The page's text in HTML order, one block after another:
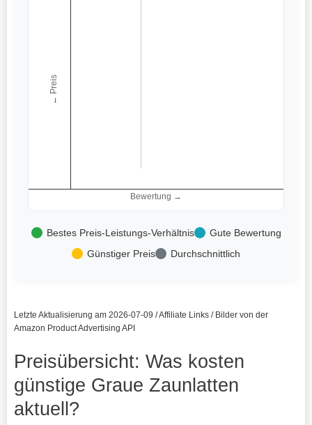
Bewertung →
← Preis
Bestes Preis-Leistungs-Verhältnis
Gute Bewertung
Günstiger Preis
Durchschnittlich
Letzte Aktualisierung am 2026-07-09 / Affiliate Links / Bilder von der
Amazon Product Advertising API
Preisübersicht: Was kosten
günstige Graue Zaunlatten
aktuell?